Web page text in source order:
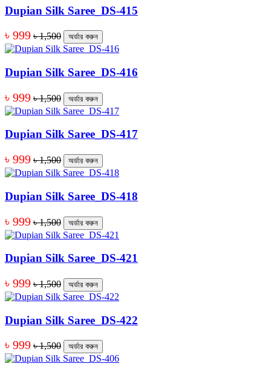
Dupian Silk Saree_DS-415
৳ 999 ৳ 1,500 অর্ডার করুন
Dupian Silk Saree_DS-416
৳ 999 ৳ 1,500 অর্ডার করুন
Dupian Silk Saree_DS-417
৳ 999 ৳ 1,500 অর্ডার করুন
Dupian Silk Saree_DS-418
৳ 999 ৳ 1,500 অর্ডার করুন
Dupian Silk Saree_DS-421
৳ 999 ৳ 1,500 অর্ডার করুন
Dupian Silk Saree_DS-422
৳ 999 ৳ 1,500 অর্ডার করুন